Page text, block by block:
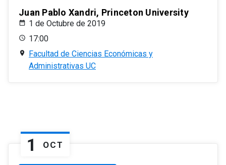
Juan Pablo Xandri, Princeton University
1 de Octubre de 2019
17:00
Facultad de Ciencias Económicas y
Administrativas UC
1 OCT